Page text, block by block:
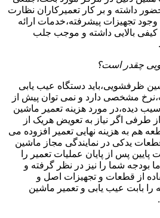
داشته و بر کار تعمیرکاران نظارت
تجهیزات پیشرفته،خدمات ارائه
بالایی داشته و موجب جلب
چقدر است؟
ظرفشویی،باید دستگاه عیب یابی
مشخصی دارد و نمی توان پیش از
دیده،در مورد هزینه تعمیر ماشین
اگر نیاز به تعویض هریک از
هم به هزینه نهایی تعمیر افزوده می
یدکی در نمایندگی مجاز ماشین
پس از پایان عملیات تعمیر را
بودجه شما را نیز در نظر گرفته و
از قطعات و تجهیزات اصل و
را بابت عیب یابی و تعمیر ماشین